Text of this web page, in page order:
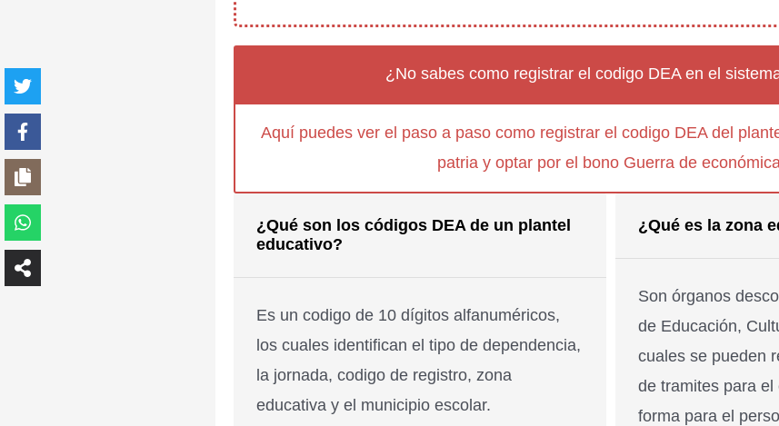
¿No sabes como registrar el codigo DEA en el
Aquí puedes ver el paso a paso como registrar el codigo DEA del
patria y optar por el bono Guerra de
¿Qué son los códigos DEA de un plantel
educativo?
Es un codigo de 10 dígitos alfanuméricos,
los cuales identifican el tipo de dependencia,
la jornada, codigo de registro, zona
educativa y el municipio escolar.
¿Qué es la zona
Son órganos
de Educación,
cuales se pueden
de tramites para el
forma para el